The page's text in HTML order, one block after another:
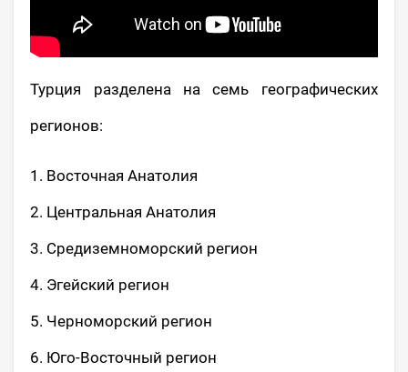
Турция разделена на семь географических
регионов:
1. Восточная Анатолия
2. Центральная Анатолия
3. Средиземноморский регион
4. Эгейский регион
5. Черноморский регион
6. Юго-Восточный регион